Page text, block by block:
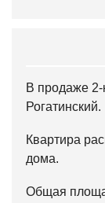
В продаже
Рогатинский.
Квартира
дома.
Общая